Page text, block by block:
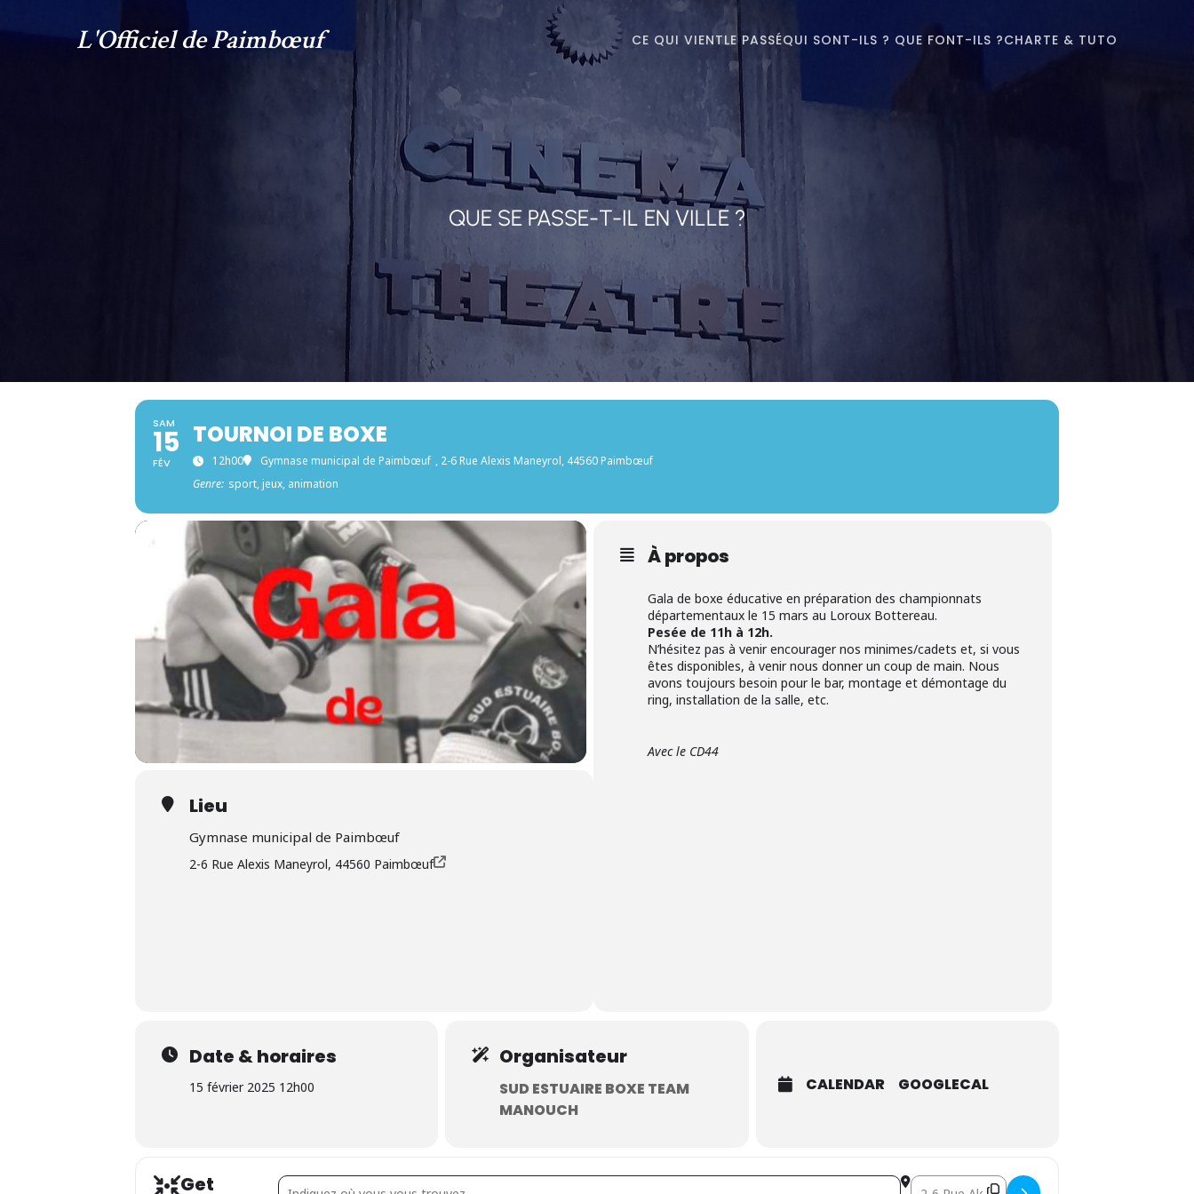
L'Officiel de Paimbœuf CE QUI VIENTLE PASSÉQUI SONT-ILS ? QUE FONT-ILS ?CHARTE & TUTO
QUE SE PASSE-T-IL EN VILLE ?
SAM
15
FÉV
TOURNOI DE BOXE
12h00 Gymnase municipal de Paimbœuf , 2-6 Rue Alexis Maneyrol, 44560 Paimbœuf
Genre: sport, jeux, animation
À propos
Gala de boxe éducative en préparation des championnats
départementaux le 15 mars au Loroux Bottereau.
Pesée de 11h à 12h.
N’hésitez pas à venir encourager nos minimes/cadets et, si vous
êtes disponibles, à venir nous donner un coup de main. Nous
avons toujours besoin pour le bar, montage et démontage du
ring, installation de la salle, etc.
Avec le CD44
Lieu
Gymnase municipal de Paimbœuf
2-6 Rue Alexis Maneyrol, 44560 Paimbœuf
Date & horaires
15 février 2025 12h00
Organisateur
SUD ESTUAIRE BOXE TEAM
MANOUCH
CALENDAR GOOGLECAL
Get Address - Tournoi de boxe [] Destination Address - Tournoi de boxe []